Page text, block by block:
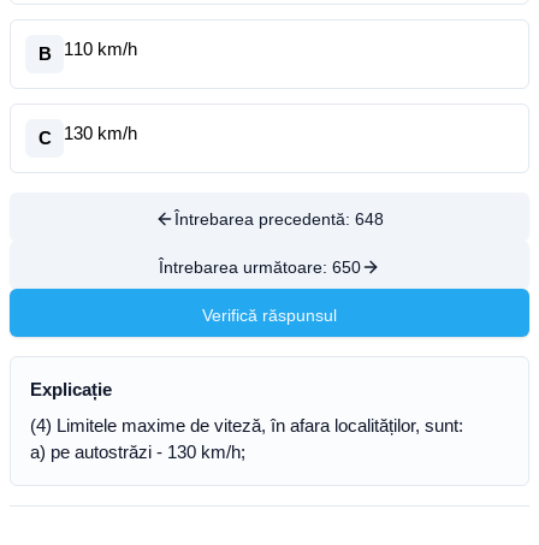
B 110 km/h
C 130 km/h
Întrebarea precedentă: 648
Întrebarea următoare: 650
Verifică răspunsul
Explicație
(4) Limitele maxime de viteză, în afara localităților, sunt:
a) pe autostrăzi - 130 km/h;